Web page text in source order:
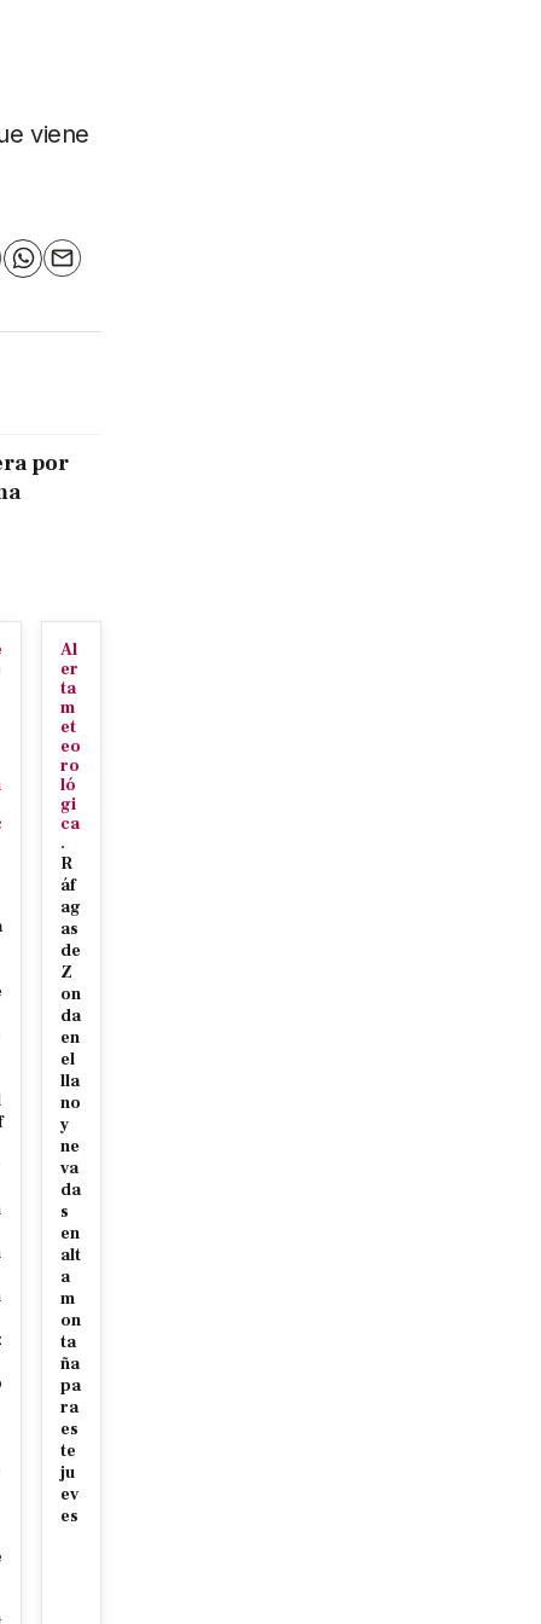
viene
WhatsApp
Email
por
Al
er
ta
m
et
eo
ro
ló
gi
ca
.
R
áf
ag
as
de
Z
on
da
en
el
lla
no
y
ne
va
da
s
en
alt
a
m
on
ta
ña
pa
ra
es
te
ju
ev
es